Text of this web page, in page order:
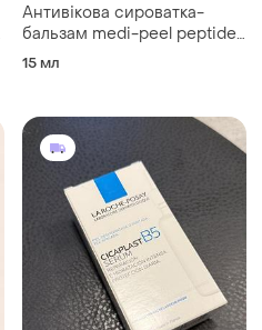
Антивікова сироватка-
бальзам medi-peel peptide
9 volume bio tox grinding
15 мл